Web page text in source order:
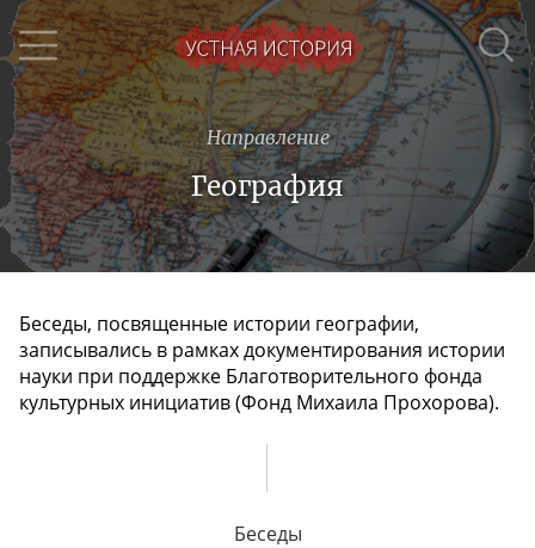
Направление
География
Беседы, посвященные истории географии,
записывались в рамках документирования истории
науки при поддержке Благотворительного фонда
культурных инициатив (Фонд Михаила Прохорова).
Беседы